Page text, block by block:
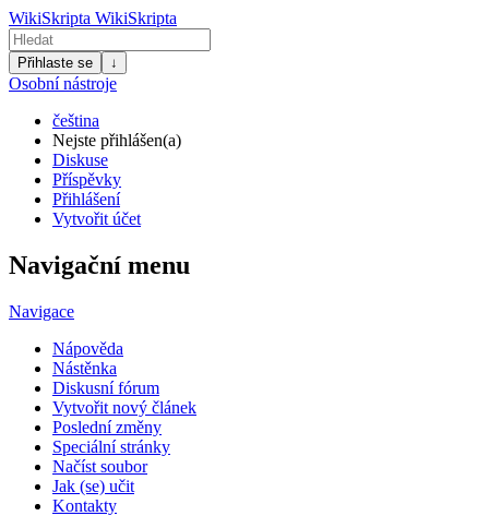
WikiSkripta WikiSkripta
Přihlaste se ↓
Osobní nástroje
čeština
Nejste přihlášen(a)
Diskuse
Příspěvky
Přihlášení
Vytvořit účet
Navigační menu
Navigace
Nápověda
Nástěnka
Diskusní fórum
Vytvořit nový článek
Poslední změny
Speciální stránky
Načíst soubor
Jak (se) učit
Kontakty